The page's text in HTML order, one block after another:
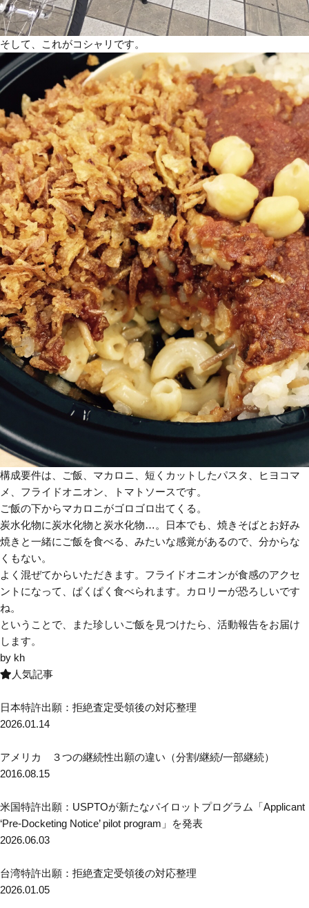
そして、これがコシャリです。
構成要件は、ご飯、マカロニ、短くカットしたパスタ、ヒヨコマ
メ、フライドオニオン、トマトソースです。
ご飯の下からマカロニがゴロゴロ出てくる。
炭水化物に炭水化物と炭水化物…。日本でも、焼きそばとお好み
焼きと一緒にご飯を食べる、みたいな感覚があるので、分からな
くもない。
よく混ぜてからいただきます。フライドオニオンが食感のアクセ
ントになって、ぱくぱく食べられます。カロリーが恐ろしいです
ね。
ということで、また珍しいご飯を見つけたら、活動報告をお届け
します。
by kh
人気記事
日本特許出願：拒絶査定受領後の対応整理
2026.01.14
アメリカ ３つの継続性出願の違い（分割/継続/一部継続）
2016.08.15
米国特許出願：USPTOが新たなパイロットプログラム「Applicant
‘Pre-Docketing Notice’ pilot program」を発表
2026.06.03
台湾特許出願：拒絶査定受領後の対応整理
2026.01.05